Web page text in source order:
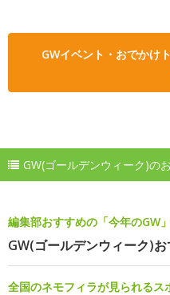
GWイベント・おでかけ
GW(ゴールデンウィーク)の
編集部おすすめの「今年のGW
GW(ゴールデンウィーク)
全国のネモフィラが見られるス